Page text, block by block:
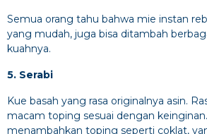
Semua orang tahu bahwa mie instan
yang mudah, juga bisa ditambah
kuahnya.
5. Serabi
Kue basah yang rasa originalnya asin.
macam toping sesuai dengan
menambahkan toping seperti coklat,